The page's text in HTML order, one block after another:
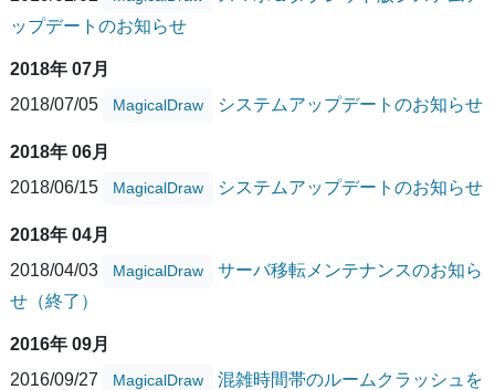
ップデートのお知らせ
2018年 07月
2018/07/05
MagicalDraw システムアップデートのお知らせ
2018年 06月
2018/06/15
MagicalDraw システムアップデートのお知らせ
2018年 04月
2018/04/03
MagicalDraw
サーバ移転メンテナンスのお知ら
せ（終了）
2016年 09月
2016/09/27
MagicalDraw
混雑時間帯のルームクラッシュを